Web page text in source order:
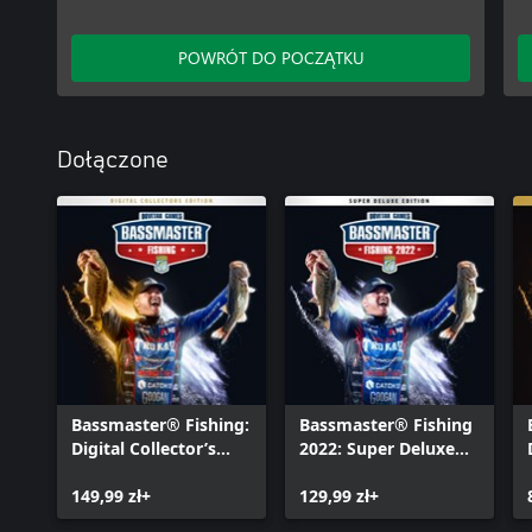
POWRÓT DO POCZĄTKU
Dołączone
Bassmaster® Fishing:
Digital Collector’s
149,99 zł+
Bassmaster® Fishing
2022: Super Deluxe
129,99 zł+